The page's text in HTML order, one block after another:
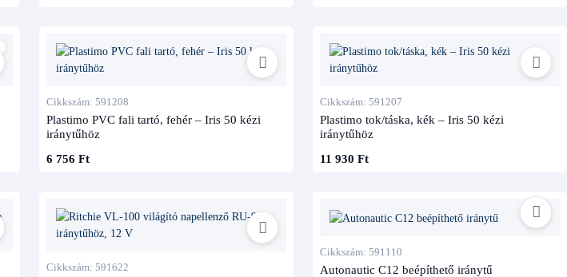
Cikkszám: 591208
Plastimo PVC fali tartó, fehér – Iris 50 kézi
iránytűhöz
6 756 Ft
Cikkszám: 591207
Plastimo tok/táska, kék – Iris 50 kézi
iránytűhöz
11 930 Ft
Cikkszám: 591622
Cikkszám: 591110
Autonautic C12 beépíthető iránytű